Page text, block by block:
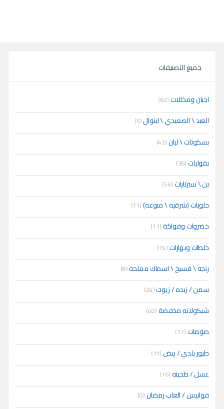
جميع التصنيفات
اجبان ومخللات(62)
العبد \ الصعيدي \ ايتوال(5)
بسكوتات \ لبان(43)
بقوليات(36)
بن \ سبرتايات(56)
حلويات (شرقيه \ منوعه)(11)
خضروات وفواكة(11)
خلطات وبهارات(74)
رنجه \ فسيخ \ اسماك مملحه(8)
سمن / زبده / زيوت(24)
شيكولاته مخفضة(40)
صوصات(17)
طيور بلدي / بيض(11)
عسل / طحينه(16)
فوانيس / العاب رمضان(0)